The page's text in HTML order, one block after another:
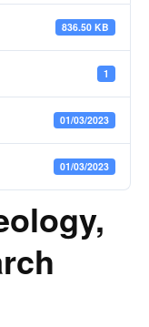
836.50 KB
1
01/03/2023
01/03/2023